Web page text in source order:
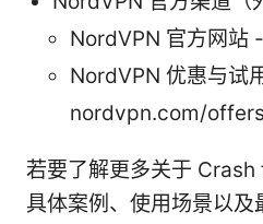
NordVPN 官方网站
NordVPN 优惠与试
nordvpn.com/offers
若要了解更多关于
具体案例、使用场景以